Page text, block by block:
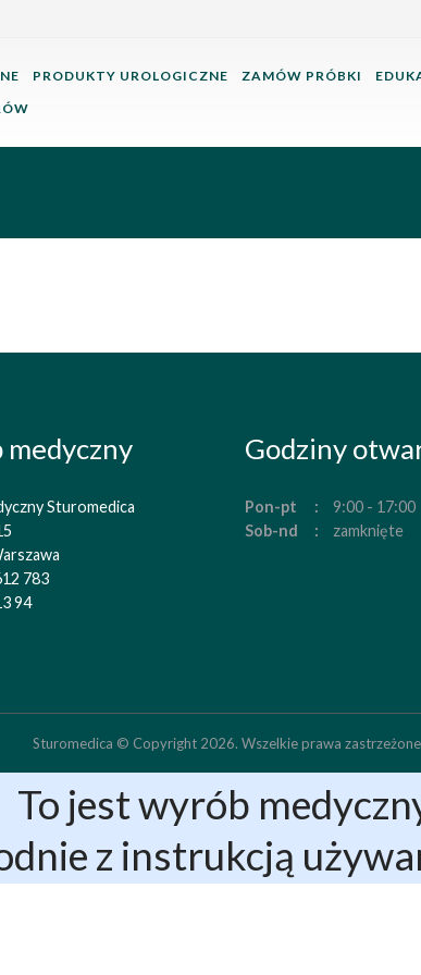
PRODUKTY UROLOGICZNE ZAMÓW PRÓBKI
medyczny
Sturomedica
783
94
Godziny
Pon-pt
9:00 - 17:00
Sob-nd
zamknięte
Sturomedica © Copyright 2026. Wszelkie prawa
To jest wyrób
z instrukcją